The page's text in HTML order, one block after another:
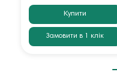
Купити
Замовити в 1 клік